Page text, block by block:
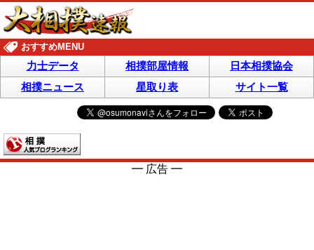
おすすめMENU
力士データ 相撲部屋情報
日本相撲協会
相撲ニュース
星取り表 サイト一覧
━ 広告 ━